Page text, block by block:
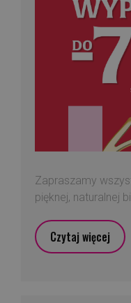
Zapraszamy
pięknej, naturalnej
Czytaj więcej